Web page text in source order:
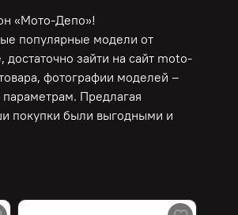
«Мото-Депо»!
популярные модели от
зайти на сайт moto-
фотографии моделей –
Предлагая
покупки были выгодными и